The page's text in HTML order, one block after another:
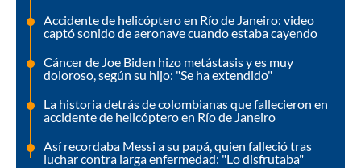
Accidente de helicóptero en Río de Janeiro: video
captó sonido de aeronave cuando estaba cayendo
Cáncer de Joe Biden hizo metástasis y es muy
doloroso, según su hijo: "Se ha extendido"
La historia detrás de colombianas que fallecieron en
accidente de helicóptero en Río de Janeiro
Así recordaba Messi a su papá, quien falleció tras
luchar contra larga enfermedad: "Lo disfrutaba"